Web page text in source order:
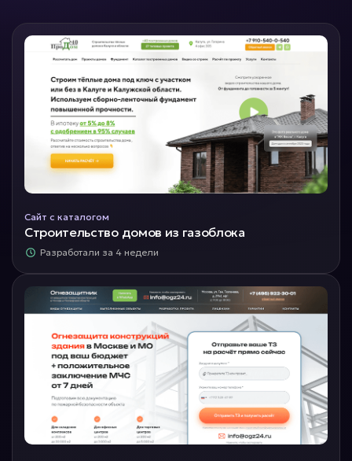
Сайт с каталогом
Строительство домов из газоблока
Разработали за 4 недели